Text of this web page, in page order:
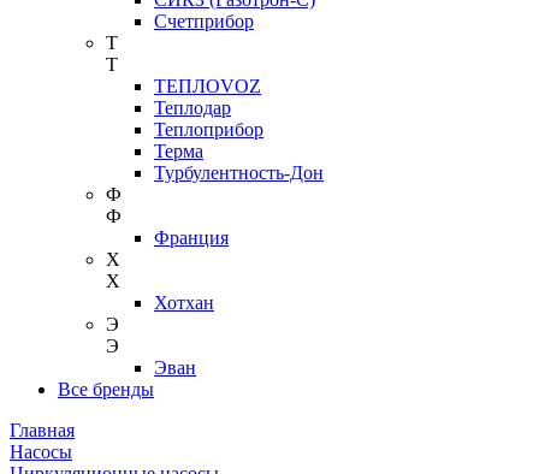
Счетприбор
Т
Т
ТЕПЛОVOZ
Теплодар
Теплоприбор
Терма
Турбулентность-Дон
Ф
Ф
Франция
Х
Х
Хотхан
Э
Э
Эван
Все бренды
Главная
Насосы